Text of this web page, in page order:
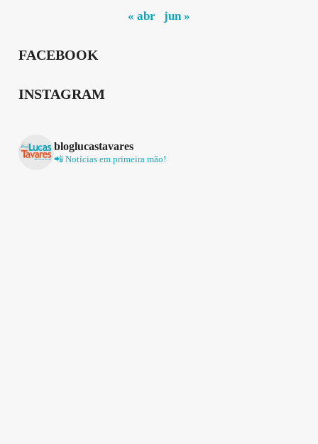
« abr jun »
FACEBOOK
INSTAGRAM
bloglucastavares
📲 Notícias em primeira mão!